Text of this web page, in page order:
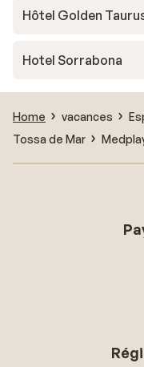
Hôtel Golden
Hotel Sorrabona
Home vacances
Tossa de Mar